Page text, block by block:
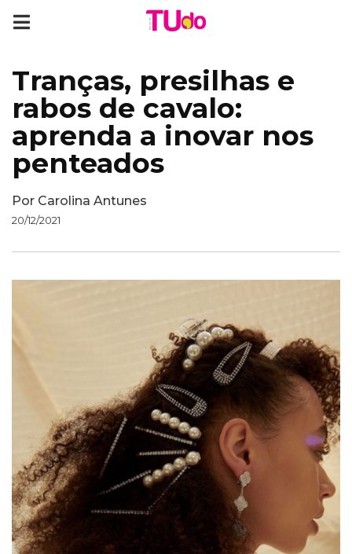
Tranças, presilhas e
rabos de cavalo:
aprenda a inovar nos
penteados
Por Carolina Antunes
20/12/2021